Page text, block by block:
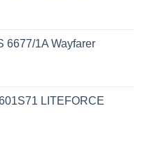
6677/1A Wayfarer
LITEFORCE